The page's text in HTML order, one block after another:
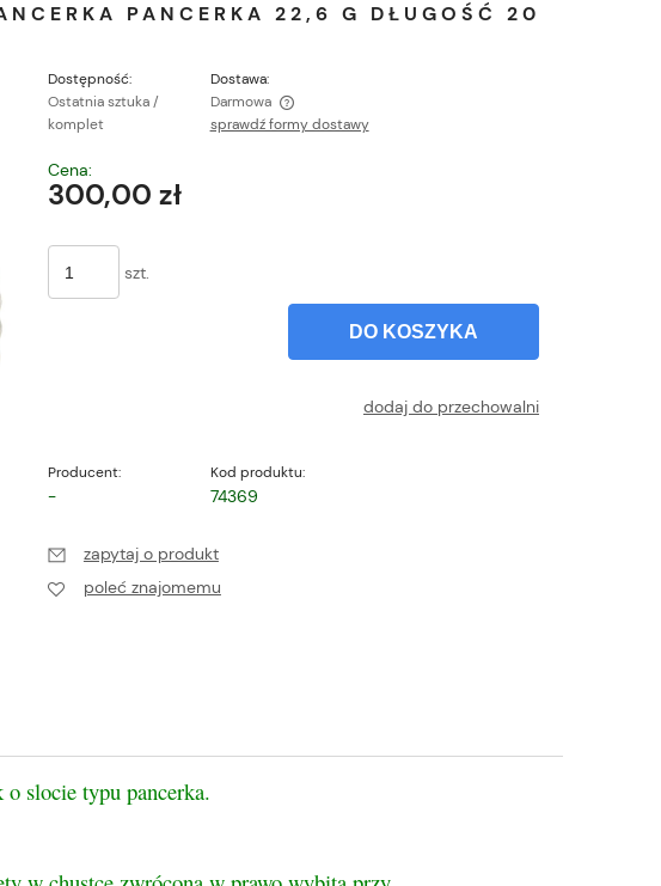
PANCERKA 22,6 G DŁUGOŚĆ 20
Dostępność:
Ostatnia sztuka /
komplet
Dostawa:
Darmowa
sprawdź formy dostawy
Cena:
300,00 zł
szt.
DO KOSZYKA
dodaj do przechowalni
Producent:
-
Kod produktu:
74369
zapytaj o produkt
poleć znajomemu
o slocie typu pancerka.